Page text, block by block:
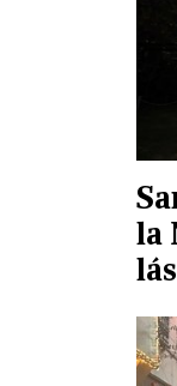
la